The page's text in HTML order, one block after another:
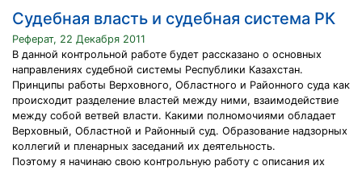
Судебная власть и судебная система РК
Реферат, 22 Декабря 2011
В данной контрольной работе будет рассказано о основных
направлениях судебной системы Республики Казахстан.
Принципы работы Верховного, Областного и Районного суда как
происходит разделение властей между ними, взаимодействие
между собой ветвей власти. Какими полномочиями обладает
Верховный, Областной и Районный суд. Образование надзорных
коллегий и пленарных заседаний их деятельность.
Поэтому я начинаю свою контрольную работу с описания их